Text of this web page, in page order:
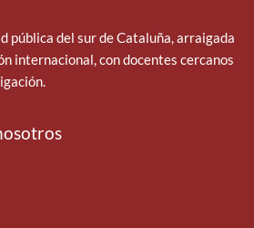
pública del sur de Cataluña, arraigada
internacional, con docentes cercanos